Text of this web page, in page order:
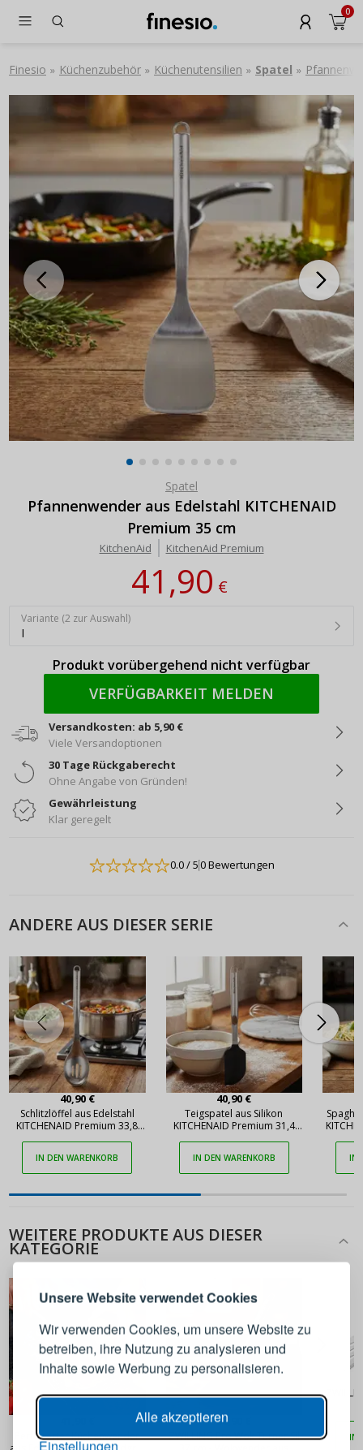
Unsere Website verwendet Cookies
Wir verwenden Cookies, um unsere Website zu
betreiben, ihre Nutzung zu analysieren und
Inhalte sowie Werbung zu personalisieren.
Alle akzeptieren
Einstellungen
0
Finesio » Küchenzubehör » Küchenutensilien » Spatel »
Spatel
Pfannenwender aus Edelstahl KITCHENAID
Premium 35 cm
KitchenAid KitchenAid Premium
41,90€
Variante (2 zur Auswahl)
I
Produkt vorübergehend nicht verfügbar
VERFÜGBARKEIT MELDEN
Versandkosten: ab 5,90 €
Viele Versandoptionen
30 Tage Rückgaberecht
Ohne Angabe von Gründen!
Gewährleistung
Klar geregelt
0.0/ 50 Bewertungen
ANDERE AUS DIESER SERIE
40,90 €
Schlitzlöffel aus Edelstahl
KITCHENAID Premium 33,8
IN DEN WARENKORB
40,90 €
Teigspatel aus Silikon
KITCHENAID Premium 31,4
IN DEN WARENKORB IN
WEITERE PRODUKTE AUS DIESER
KATEGORIE
Perforierter Küchenwender
38,90 €
ZWILLING Pro Wok Turner Sil
IN
ANMELDEN REGISTRIEREN
Melden Sie sich bei Ihrem
E-Mail-Adresse